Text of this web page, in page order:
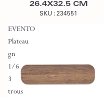
26.4X32.5 CM
SKU : 234551
EVENTO
Plateau
gn
1/6
3
trous